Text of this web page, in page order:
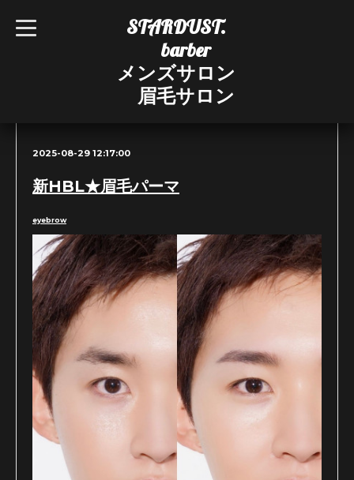
STARDUST.
barber
メンズサロン
眉毛サロン
t
o
ブログ
2025-08-29 12:17:00
新HBL★眉毛パーマ
eyebrow